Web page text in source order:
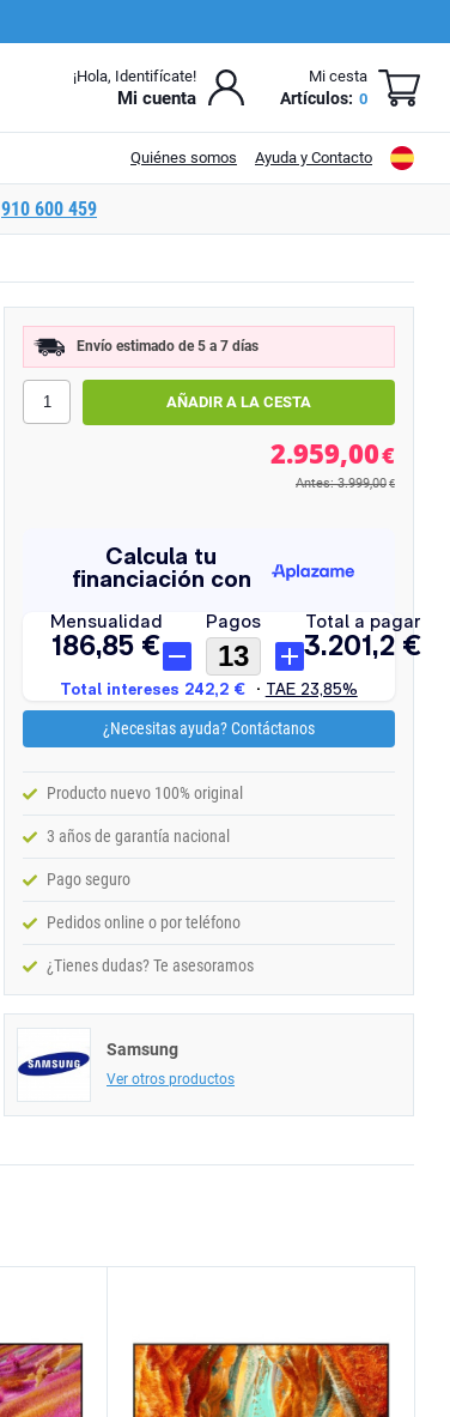
¡Hola, Identifícate!
Mi cuenta
Mi cesta
Artículos: 0
Quiénes somos Ayuda y Contacto
910 600 459
Envío estimado de 5 a 7 días
2.959,00€
Antes: 3.999,00 €
¿Necesitas ayuda? Contáctanos
Producto nuevo 100% original
3 años de garantía nacional
Pago seguro
Pedidos online o por teléfono
¿Tienes dudas? Te asesoramos
Samsung
Ver otros productos